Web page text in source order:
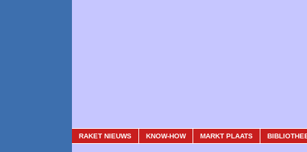
RAKET NIEUWS KNOW-HOW MARKT PLAATS